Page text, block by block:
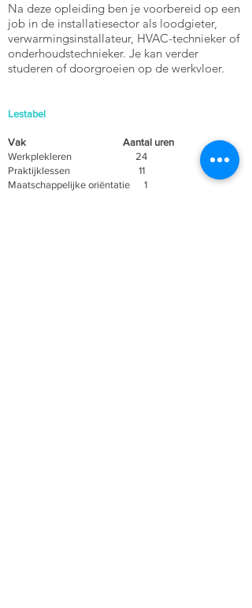
Na deze opleiding ben je voorbereid op een
job in de installatiesector als loodgieter,
verwarmingsinstallateur, HVAC-technieker of
onderhoudstechnieker. Je kan verder
studeren of doorgroeien op de werkvloer.
Lestabel
Vak Aantal uren
Werkplekleren 24
Praktijklessen 11
Maatschappelijke oriëntatie 1